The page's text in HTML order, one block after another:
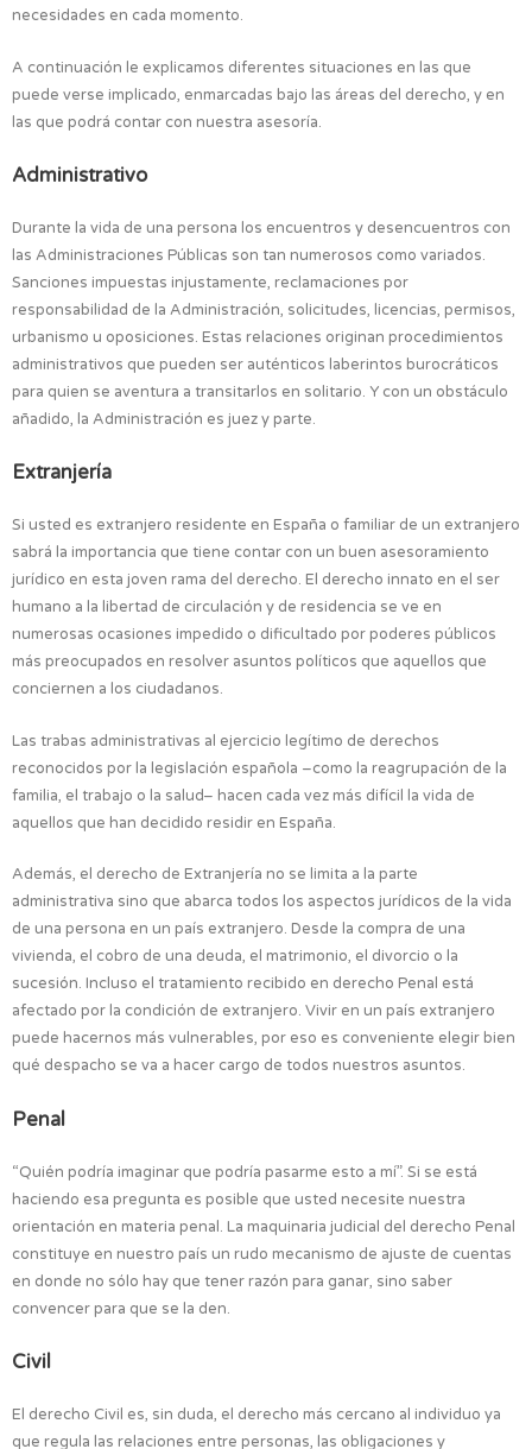
necesidades en cada momento.
A continuación le explicamos diferentes situaciones en las que
puede verse implicado, enmarcadas bajo las áreas del derecho, y en
las que podrá contar con nuestra asesoría.
Administrativo
Durante la vida de una persona los encuentros y desencuentros con
las Administraciones Públicas son tan numerosos como variados.
Sanciones impuestas injustamente, reclamaciones por
responsabilidad de la Administración, solicitudes, licencias, permisos,
urbanismo u oposiciones. Estas relaciones originan procedimientos
administrativos que pueden ser auténticos laberintos burocráticos
para quien se aventura a transitarlos en solitario. Y con un obstáculo
añadido, la Administración es juez y parte.
Extranjería
Si usted es extranjero residente en España o familiar de un extranjero
sabrá la importancia que tiene contar con un buen asesoramiento
jurídico en esta joven rama del derecho. El derecho innato en el ser
humano a la libertad de circulación y de residencia se ve en
numerosas ocasiones impedido o dificultado por poderes públicos
más preocupados en resolver asuntos políticos que aquellos que
conciernen a los ciudadanos.
Las trabas administrativas al ejercicio legítimo de derechos
reconocidos por la legislación española –como la reagrupación de la
familia, el trabajo o la salud– hacen cada vez más difícil la vida de
aquellos que han decidido residir en España.
Además, el derecho de Extranjería no se limita a la parte
administrativa sino que abarca todos los aspectos jurídicos de la vida
de una persona en un país extranjero. Desde la compra de una
vivienda, el cobro de una deuda, el matrimonio, el divorcio o la
sucesión. Incluso el tratamiento recibido en derecho Penal está
afectado por la condición de extranjero. Vivir en un país extranjero
puede hacernos más vulnerables, por eso es conveniente elegir bien
qué despacho se va a hacer cargo de todos nuestros asuntos.
Penal
“Quién podría imaginar que podría pasarme esto a mí”. Si se está
haciendo esa pregunta es posible que usted necesite nuestra
orientación en materia penal. La maquinaria judicial del derecho Penal
constituye en nuestro país un rudo mecanismo de ajuste de cuentas
en donde no sólo hay que tener razón para ganar, sino saber
convencer para que se la den.
Civil
El derecho Civil es, sin duda, el derecho más cercano al individuo ya
que regula las relaciones entre personas, las obligaciones y